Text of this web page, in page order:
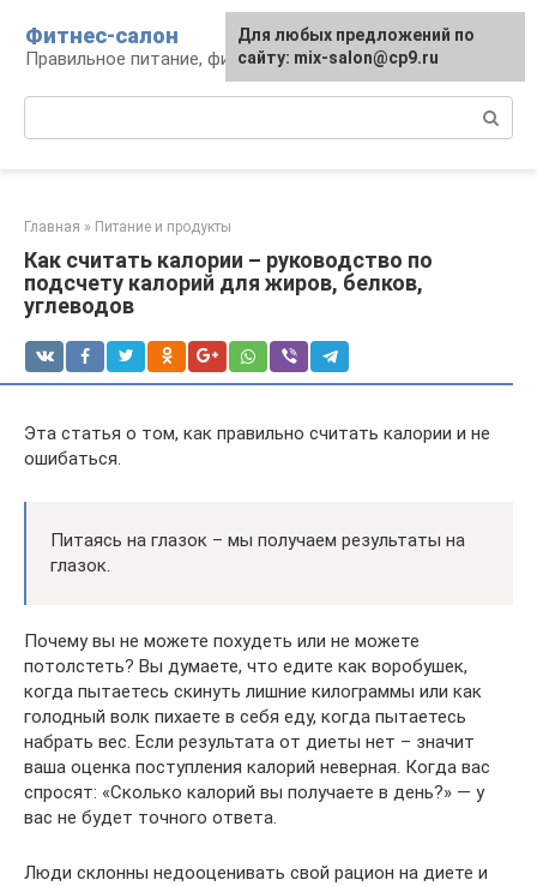
контенту
Фитнес-салон
Правильное питание, фитнес, образ жизни
Главная » Питание и продукты
Как считать калории – руководство по
подсчету калорий для жиров, белков,
углеводов
Эта статья о том, как правильно считать калории и не
ошибаться.
Питаясь на глазок – мы получаем результаты на
глазок.
Почему вы не можете похудеть или не можете
потолстеть? Вы думаете, что едите как воробушек,
когда пытаетесь скинуть лишние килограммы или как
голодный волк пихаете в себя еду, когда пытаетесь
набрать вес. Если результата от диеты нет – значит
ваша оценка поступления калорий неверная. Когда вас
спросят: «Сколько калорий вы получаете в день?» — у
вас не будет точного ответа.
Люди склонны недооценивать свой рацион на диете и
Для любых предложений по
сайту: mix-salon@cp9.ru